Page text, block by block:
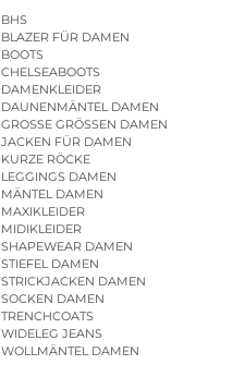
BHS
BLAZER FÜR DAMEN
BOOTS
CHELSEABOOTS
DAMENKLEIDER
DAUNENMÄNTEL DAMEN
GROSSE GRÖSSEN DAMEN
JACKEN FÜR DAMEN
KURZE RÖCKE
LEGGINGS DAMEN
MÄNTEL DAMEN
MAXIKLEIDER
MIDIKLEIDER
SHAPEWEAR DAMEN
STIEFEL DAMEN
STRICKJACKEN DAMEN
SOCKEN DAMEN
TRENCHCOATS
WIDELEG JEANS
WOLLMÄNTEL DAMEN